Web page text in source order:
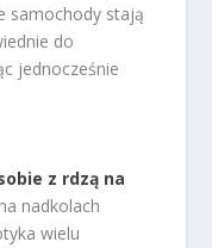
samochody stają
do
jednocześnie
z rdzą na
nadkolach
wielu